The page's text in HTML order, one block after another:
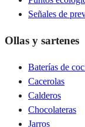
Señales de
Ollas y sartenes
Baterías de
Cacerolas
Calderos
Chocolateras
Jarros